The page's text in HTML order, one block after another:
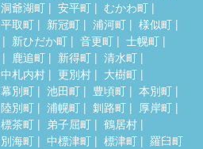
洞爺湖町 安平町
むかわ町
平取町 新冠町 浦河町
様似町
新ひだか町 音更町
士幌町
鹿追町 新得町
清水町
中札内村 更別村
大樹町
幕別町 池田町 豊頃町
本別町
陸別町 浦幌町 釧路町
厚岸町
標茶町 弟子屈町
鶴居村
別海町 中標津町 標津町 羅臼町